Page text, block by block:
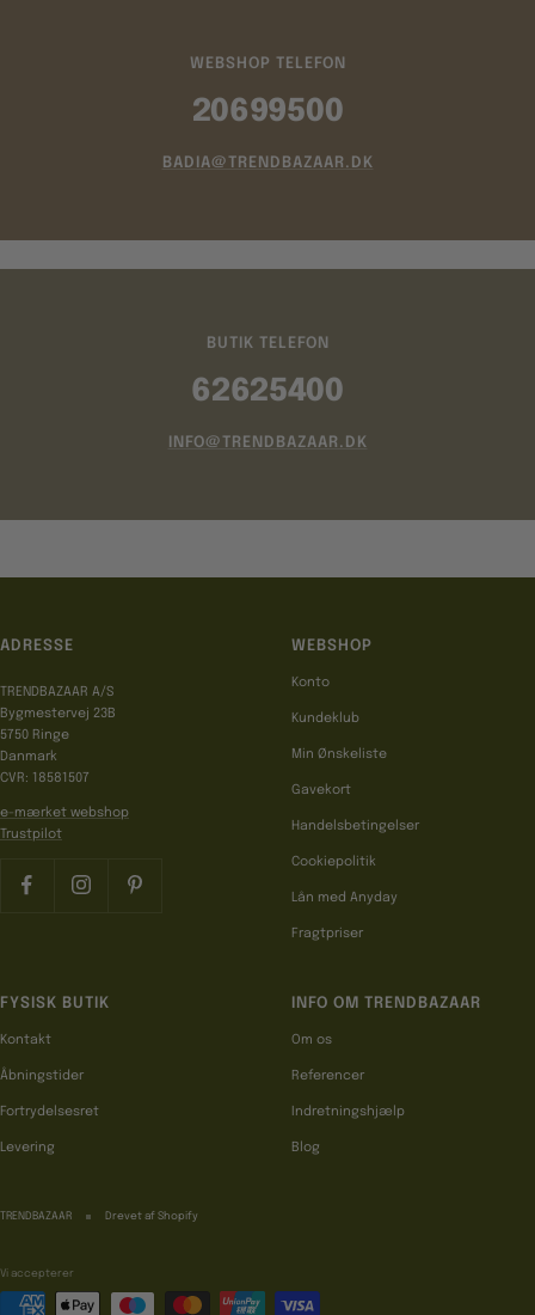
WEBSHOP TELEFON
20699500
BADIA@TRENDBAZAAR.DK
BUTIK TELEFON
62625400
INFO@TRENDBAZAAR.DK
ADRESSE
TRENDBAZAAR A/S
Bygmestervej 23B
5750 Ringe
Danmark
CVR: 18581507
e-mærket webshop
Trustpilot
WEBSHOP
Konto
Kundeklub
Min Ønskeliste
Gavekort
Handelsbetingelser
Cookiepolitik
Lån med Anyday
Fragtpriser
FYSISK BUTIK
Kontakt
Åbningstider
Fortrydelsesret
Levering
INFO OM TRENDBAZAAR
Om os
Referencer
Indretningshjælp
Blog
TRENDBAZAAR Drevet af Shopify
Vi accepterer